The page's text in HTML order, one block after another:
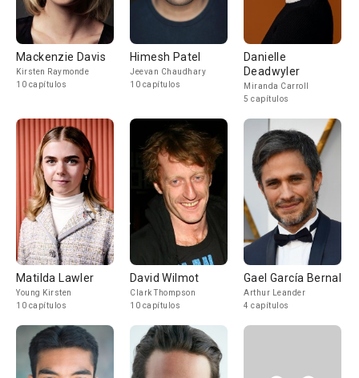
Mackenzie Davis
Kirsten Raymonde
10 capítulos
Himesh Patel
Jeevan Chaudhary
10 capítulos
Danielle
Deadwyler
Miranda Carroll
5 capítulos
Matilda Lawler
Young Kirsten
10 capítulos
David Wilmot
Clark Thompson
10 capítulos
Gael García Bernal
Arthur Leander
4 capítulos